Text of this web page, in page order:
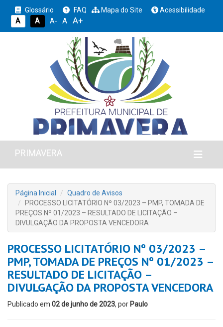
Glossário FAQ Mapa do Site
Acessibilidade
A
A A- A A+
PRIMAVERA
Página Inicial
Quadro de Avisos
PROCESSO LICITATÓRIO Nº 03/2023 – PMP, TOMADA DE
PREÇOS Nº 01/2023 – RESULTADO DE LICITAÇÃO –
DIVULGAÇÃO DA PROPOSTA VENCEDORA
PROCESSO LICITATÓRIO Nº 03/2023 –
PMP, TOMADA DE PREÇOS Nº 01/2023 –
RESULTADO DE LICITAÇÃO –
DIVULGAÇÃO DA PROPOSTA VENCEDORA
Publicado em 02 de junho de 2023, por Paulo